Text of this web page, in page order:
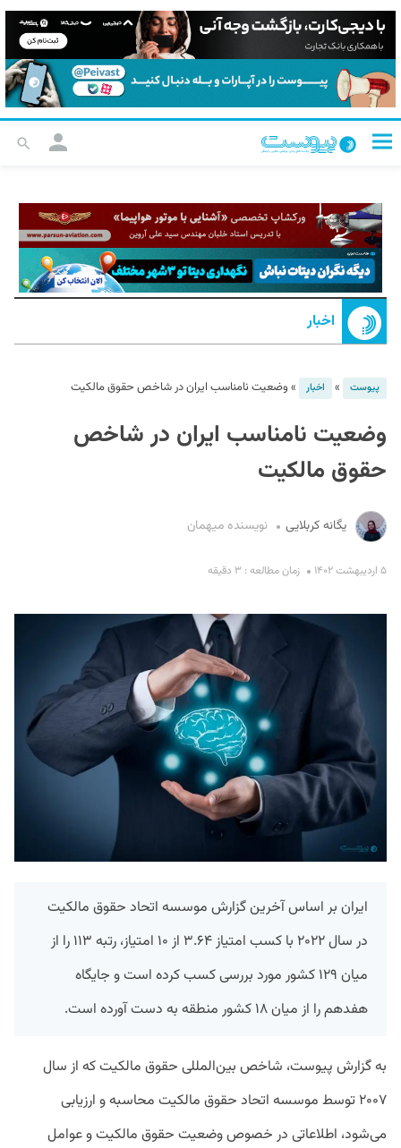
اخبار
پیوست » اخبار » وضعیت نامناسب ایران در شاخص حقوق مالکیت
وضعیت نامناسب ایران در شاخص
حقوق مالکیت
یگانه کربلایی نویسنده میهمان
۵ اردیبهشت ۱۴۰۲ زمان مطالعه : ۳ دقیقه
ایران بر اساس آخرین گزارش موسسه اتحاد حقوق مالکیت
در سال ۲۰۲۲ با کسب امتیاز ۳.۶۴ از ۱۰ امتیاز، رتبه ۱۱۳ را از
میان ۱۲۹ کشور مورد بررسی کسب کرده است و جایگاه
هفدهم را از میان ۱۸ کشور منطقه به دست آورده است.
به گزارش پیوست، شاخص بین‌المللی حقوق مالکیت که از سال
۲۰۰۷ توسط موسسه اتحاد حقوق مالکیت محاسبه و ارزیابی
می‌شود، اطلاعاتی در خصوص وضعیت حقوق مالکیت و عوامل